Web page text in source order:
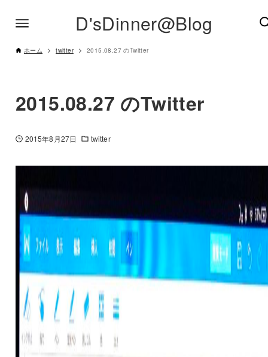
D'sDinner@Blog
ホーム twitter 2015.08.27 のTwitter
2015.08.27 のTwitter
2015年8月27日 twitter